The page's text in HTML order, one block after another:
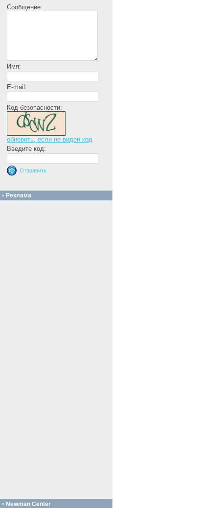
Сообщение:
Имя:
E-mail:
Код безопасности:
обновить, если не виден код
Введите код:
Реклама
Newman Center